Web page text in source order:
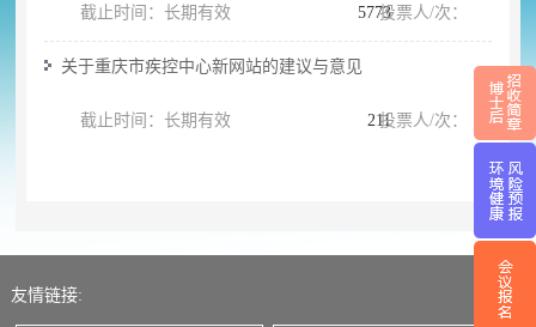
截止时间：长期有效 投票人/次：
5773
关于重庆市疾控中心新网站的建议与意见
截止时间：长期有效 投票人/次：
211
友情链接: